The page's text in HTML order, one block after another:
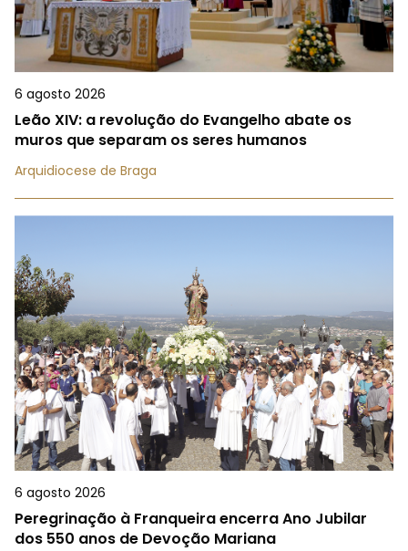
6 agosto 2026
Leão XIV: a revolução do Evangelho abate os
muros que separam os seres humanos
Arquidiocese de Braga
6 agosto 2026
Peregrinação à Franqueira encerra Ano Jubilar
dos 550 anos de Devoção Mariana